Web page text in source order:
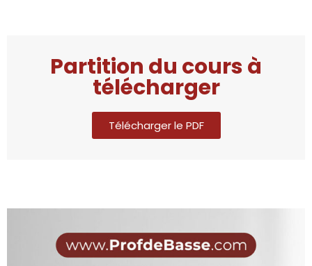
Partition du cours à
télécharger
Télécharger le PDF